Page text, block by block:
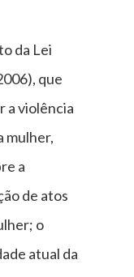
da Lei
que
a violência
mulher,
a
de atos
o
atual da